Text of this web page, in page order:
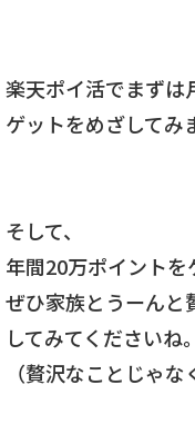
楽天ポイ活でまずは
ゲットをめざしてみ
そして、
年間20万ポイントを
ぜひ家族とうーんと
してみてくださいね。
（贅沢なことじゃな